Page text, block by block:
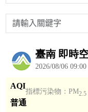
請輸入關鍵字